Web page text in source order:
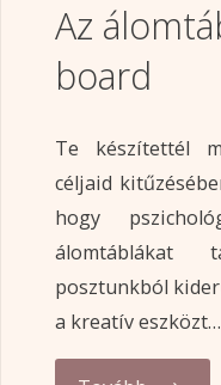
Az
board
Te készítettél
céljaid
hogy
álomtáblákat
posztunkból
a kreatív eszközt…